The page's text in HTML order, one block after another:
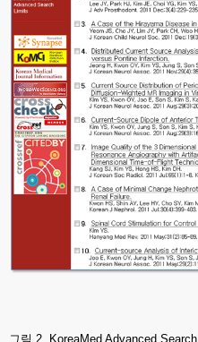
그림 2. KoreaMed Advanced Search